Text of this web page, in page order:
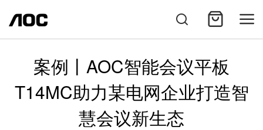
案例丨AOC智能会议平板
T14MC助力某电网企业打造智
慧会议新生态